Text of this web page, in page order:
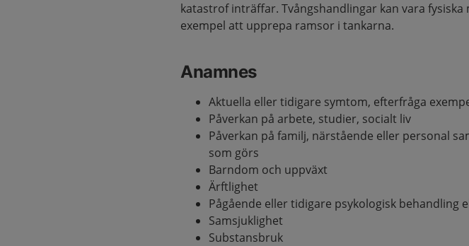
katastrof inträffar. Tvångshandlingar kan vara fysiska
exempel att upprepa ramsor i tankarna.
Anamnes
Aktuella eller tidigare symtom, efterfråga
Påverkan på arbete, studier, socialt liv
Påverkan på familj, närstående eller personal
som görs
Barndom och uppväxt
Ärftlighet
Pågående eller tidigare psykologisk behandling
Samsjuklighet
Substansbruk